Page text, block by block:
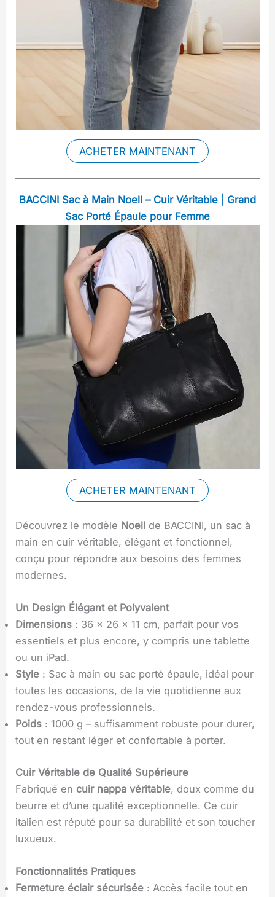
ACHETER MAINTENANT
BACCINI Sac à Main Noell – Cuir Véritable | Grand
Sac Porté Épaule pour Femme
ACHETER MAINTENANT
Découvrez le modèle Noell de BACCINI, un sac à
main en cuir véritable, élégant et fonctionnel,
conçu pour répondre aux besoins des femmes
modernes.
Un Design Élégant et Polyvalent
Dimensions : 36 x 26 x 11 cm, parfait pour vos
essentiels et plus encore, y compris une tablette
ou un iPad.
Style : Sac à main ou sac porté épaule, idéal pour
toutes les occasions, de la vie quotidienne aux
rendez-vous professionnels.
Poids : 1000 g – suffisamment robuste pour durer,
tout en restant léger et confortable à porter.
Cuir Véritable de Qualité Supérieure
Fabriqué en cuir nappa véritable, doux comme du
beurre et d’une qualité exceptionnelle. Ce cuir
italien est réputé pour sa durabilité et son toucher
luxueux.
Fonctionnalités Pratiques
Fermeture éclair sécurisée : Accès facile tout en